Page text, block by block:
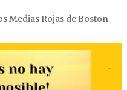
Medias Rojas de Boston